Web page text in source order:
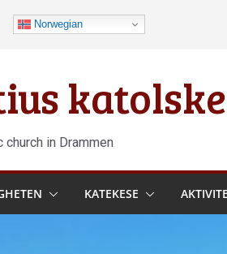
Norwegian
in Drammen
KATEKESE